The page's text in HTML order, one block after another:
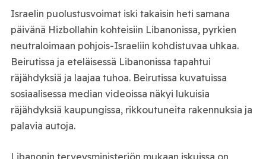
Israelin puolustusvoimat iski takaisin heti samana
päivänä Hizbollahin kohteisiin Libanonissa, pyrkien
neutraloimaan pohjois-Israeliin kohdistuvaa uhkaa.
Beirutissa ja eteläisessä Libanonissa tapahtui
räjähdyksiä ja laajaa tuhoa. Beirutissa kuvatuissa
sosiaalisessa median videoissa näkyi lukuisia
räjähdyksiä kaupungissa, rikkoutuneita rakennuksia ja
palavia autoja.